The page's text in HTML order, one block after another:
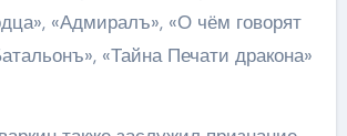
«Адмиралъ», «О чём говорят
«Тайна Печати дракона»